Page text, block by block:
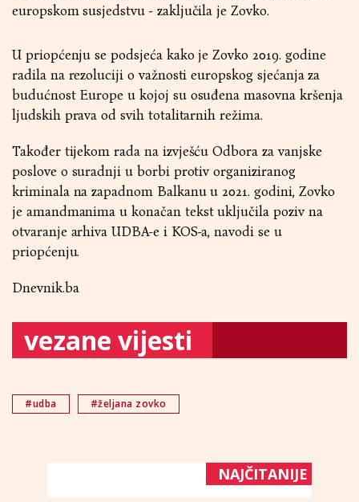
europskom susjedstvu - zaključila je Zovko.
U priopćenju se podsjeća kako je Zovko 2019. godine
radila na rezoluciji o važnosti europskog sjećanja za
budućnost Europe u kojoj su osuđena masovna kršenja
ljudskih prava od svih totalitarnih režima.
Također tijekom rada na izvješću Odbora za vanjske
poslove o suradnji u borbi protiv organiziranog
kriminala na zapadnom Balkanu u 2021. godini, Zovko
je amandmanima u konačan tekst uključila poziv na
otvaranje arhiva UDBA-e i KOS-a, navodi se u
priopćenju.
Dnevnik.ba
vezane vijesti
#udba #željana zovko
NAJČITANIJE